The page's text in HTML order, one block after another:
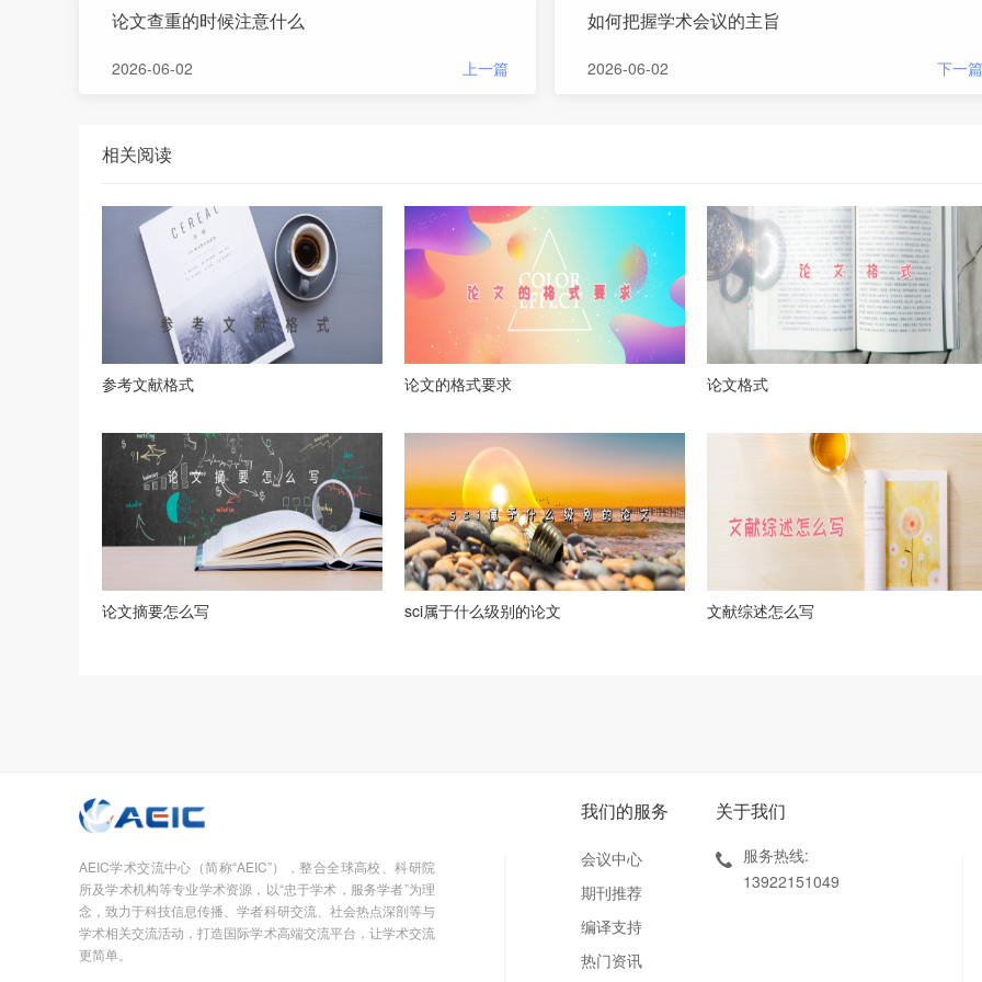
论文查重的时候注意什么
2026-06-02 上一篇
如何把握学术会议的主旨
2026-06-02 下一篇
相关阅读
参考文献格式 论文的格式要求 论文格式
论文摘要怎么写 sci属于什么级别的论文 文献综述怎么写
AEIC学术交流中心（简称“AEIC”），整合全球高校、科研院
所及学术机构等专业学术资源，以“忠于学术，服务学者”为理
念，致力于科技信息传播、学者科研交流、社会热点深剖等与
学术相关交流活动，打造国际学术高端交流平台，让学术交流
更简单。
我们的服务
会议中心
期刊推荐
编译支持
热门资讯
关于我们
服务热线:
13922151049